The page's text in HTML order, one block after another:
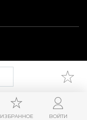
ИЗБРАННОЕ ВОЙТИ